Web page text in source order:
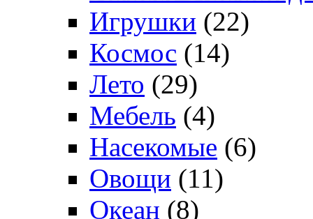
Игрушки (22)
Космос (14)
Лето (29)
Мебель (4)
Насекомые (6)
Овощи (11)
Океан (8)